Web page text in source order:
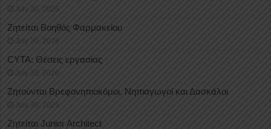
July 30, 2026
Ζητείται Βοηθός Φαρμακείου
July 30, 2026
CYTA: Θέσεις εργασίας
July 30, 2026
Ζητούνται Βρεφονηπιοκόμοι, Νηπιαγωγοί και Δασκάλοι
July 30, 2026
Ζητείται Junior Architect